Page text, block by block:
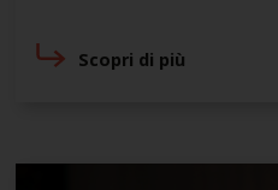
Scopri di più